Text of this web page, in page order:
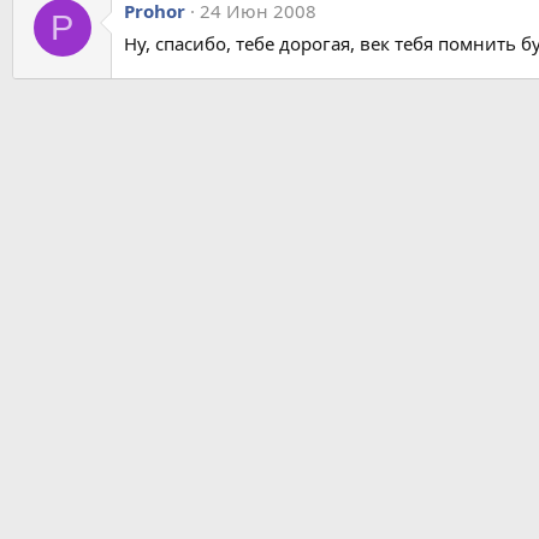
P Prohor 24 Июн 2008
Ну, спасибо, тебе дорогая, век тебя помнить